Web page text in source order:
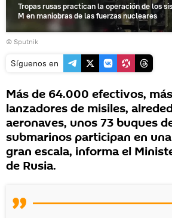
Tropas rusas practican la operación de los
M en maniobras de las fuerzas nucleares
© Sputnik
Síguenos en
Más de 64.000 efectivos,
lanzadores de misiles,
aeronaves, unos 73 buques
submarinos participan en
gran escala, informa el
de Rusia.